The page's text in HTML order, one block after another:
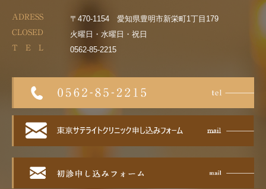
ADRESS 〒470-1154 愛知県豊明市新栄町1丁目179
CLOSED 火曜日・水曜日・祝日
T E L 0562-85-2215